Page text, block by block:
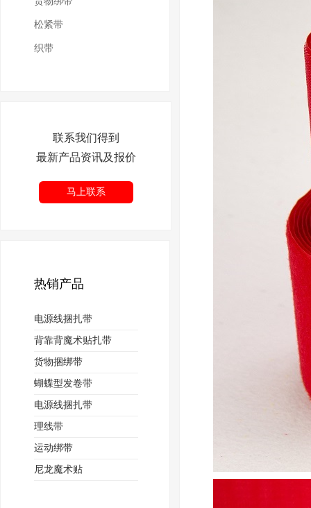
松紧带
织带
联系我们得到
最新产品资讯及报价
马上联系
热销产品
电源线捆扎带
背靠背魔术贴扎带
货物捆绑带
蝴蝶型发卷带
电源线捆扎带
理线带
运动绑带
尼龙魔术贴